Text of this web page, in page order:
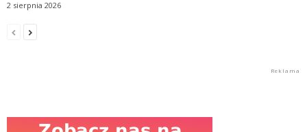
2 sierpnia 2026